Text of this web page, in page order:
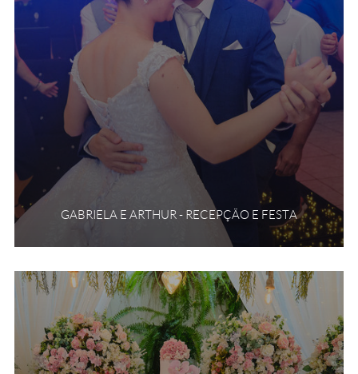
GABRIELA E ARTHUR - RECEPÇÃO E FESTA